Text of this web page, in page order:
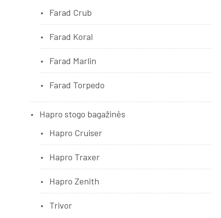
Farad Crub
Farad Koral
Farad Marlin
Farad Torpedo
Hapro stogo bagažinės
Hapro Cruiser
Hapro Traxer
Hapro Zenith
Trivor